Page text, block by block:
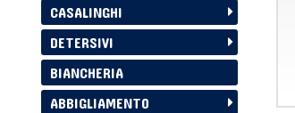
CASALINGHI
DETERSIVI
BIANCHERIA
ABBIGLIAMENTO